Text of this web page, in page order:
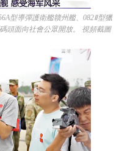
型導彈護衛艦贛州艦、082Ⅱ型獵
頭面向社會公眾開放。 視頻截圖